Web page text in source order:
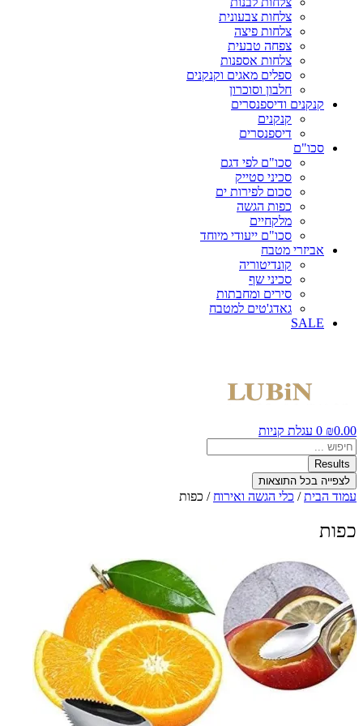
צלחות צבעונית
צלחות פיצה
צפחה טבעית
צלחות אספנות
ספלים מאגים וקנקנים
חלבון וסוכרון
קנקנים ודיספנסרים
קנקנים
דיספנסרים
סכו"ם
סכו"ם לפי דגם
סכיני סטייק
סכום לפירות ים
כפות הגשה
מלקחיים
סכו"ם ייעודי מיוחד
אביזרי מטבח
קונדיטוריה
סכיני שף
סירים ומחבתות
גאדג'טים למטבח
SALE
₪0.00
0 עגלת קניות
Search
...
Results
לצפייה בכל התוצאות
עמוד הבית/ כלי הגשה ואירוח / כפות
כפות